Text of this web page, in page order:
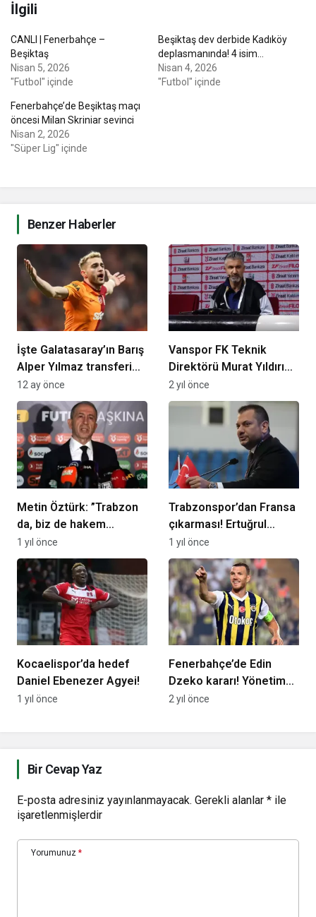
İlgili
CANLI | Fenerbahçe –
Beşiktaş
Nisan 5, 2026
"Futbol" içinde
Beşiktaş dev derbide Kadıköy
deplasmanında! 4 isim…
Nisan 4, 2026
"Futbol" içinde
Fenerbahçe’de Beşiktaş maçı
öncesi Milan Skriniar sevinci
Nisan 2, 2026
"Süper Lig" içinde
Benzer Haberler
İşte Galatasaray’ın Barış
Alper Yılmaz transferi
için NEOM’a sunduğu 6
şart
12 ay önce
Vanspor FK Teknik
Direktörü Murat Yıldırım:
“24 saat bile dinlenme
fırsatı olmadı”
2 yıl önce
Metin Öztürk: ”Trabzon
da, biz de hakem
atamasından mutlu
değiliz”
1 yıl önce
Trabzonspor’dan Fransa
çıkarması! Ertuğrul
Doğan transfer
masasında
1 yıl önce
Kocaelispor’da hedef
Daniel Ebenezer Agyei!
1 yıl önce
Fenerbahçe’de Edin
Dzeko kararı! Yönetim
içinde konuşulmaya
2 yıl önce
Bir Cevap Yaz
E-posta adresiniz yayınlanmayacak. Gerekli alanlar * ile
işaretlenmişlerdir
Yorumunuz *